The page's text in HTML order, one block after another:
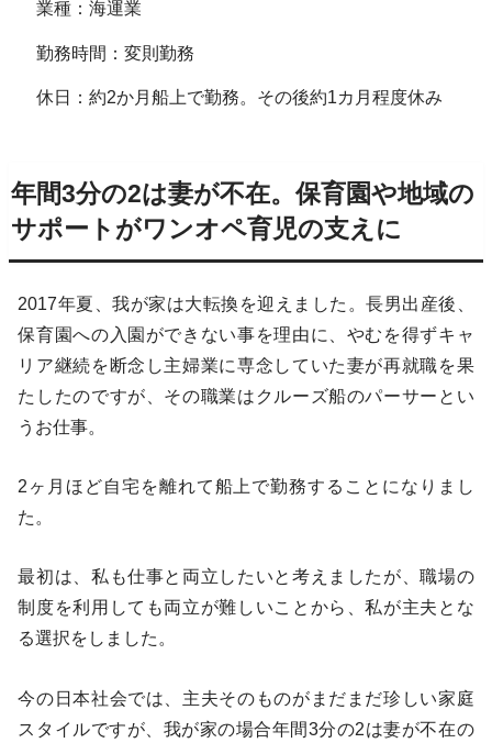
業種：海運業
勤務時間：変則勤務
休日：約2か月船上で勤務。その後約1カ月程度休み
年間3分の2は妻が不在。保育園や地域の
サポートがワンオペ育児の支えに
2017年夏、我が家は大転換を迎えました。長男出産後、
保育園への入園ができない事を理由に、やむを得ずキャ
リア継続を断念し主婦業に専念していた妻が再就職を果
たしたのですが、その職業はクルーズ船のパーサーとい
うお仕事。
2ヶ月ほど自宅を離れて船上で勤務することになりまし
た。
最初は、私も仕事と両立したいと考えましたが、職場の
制度を利用しても両立が難しいことから、私が主夫とな
る選択をしました。
今の日本社会では、主夫そのものがまだまだ珍しい家庭
スタイルですが、我が家の場合年間3分の2は妻が不在の